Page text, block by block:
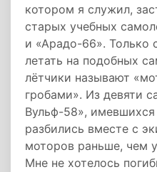
котором я служил,
старых учебных
и «Арадо-66». Только
летать на подобных
лётчики называют
гробами». Из девяти
Вульф-58»,
разбились вместе с
моторов раньше, чем
Мне не хотелось